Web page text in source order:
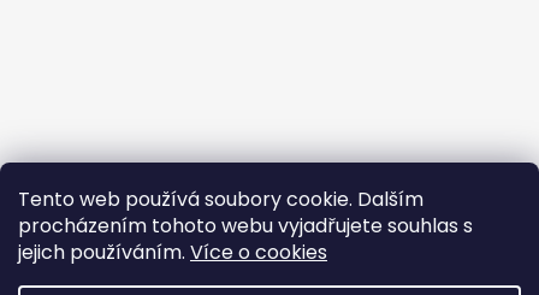
Tento web používá soubory cookie. Dalším
procházením tohoto webu vyjadřujete souhlas s
jejich používáním. Více o cookies
Vytvořil Shoptet